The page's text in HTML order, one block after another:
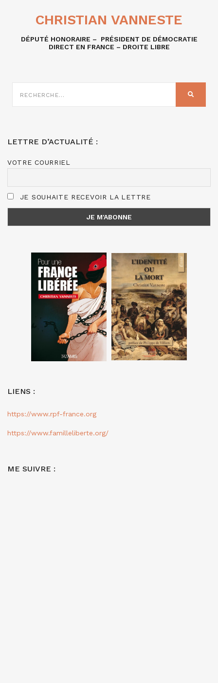
CHRISTIAN VANNESTE
DÉPUTÉ HONORAIRE – PRÉSIDENT DE DÉMOCRATIE
DIRECT EN FRANCE – DROITE LIBRE
SUR
LETTRE D’ACTUALITÉ :
VOTRE COURRIEL
JE SOUHAITE RECEVOIR LA LETTRE
LIENS :
https://www.rpf-france.org
https://www.familleliberte.org/
ME SUIVRE :